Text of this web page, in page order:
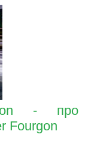
- про
Fourgon